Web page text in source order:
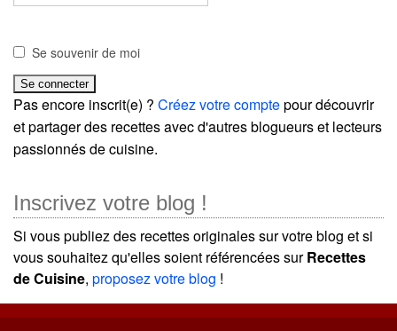
Se souvenir de moi
Pas encore inscrit(e) ? Créez votre comptepour découvrir
et partager des recettes avec d'autres blogueurs et lecteurs
passionnés de cuisine.
Inscrivez votre blog !
Si vous publiez des recettes originales sur votre blog et si
vous souhaitez qu'elles soient référencées surRecettes
de Cuisine, proposez votre blog !